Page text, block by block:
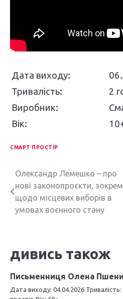
Дата виходу:
Тривалість:
2
Виробник:
Вік:
СМАРТ ПРОСТІР
Н
а
в
г
а
ц
Олександр Лемешко – про
нові законопроєкти,
щодо місцевих виборів в
умовах воєнного стану
дивись також
Письменниця Олена
Дата виходу: 04.04.2026